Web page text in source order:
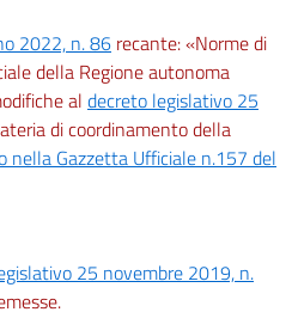
2022, n. 86 recante: «Norme di
della Regione autonoma
al decreto legislativo 25
di coordinamento della
nella Gazzetta Ufficiale n.157 del
25 novembre 2019, n.